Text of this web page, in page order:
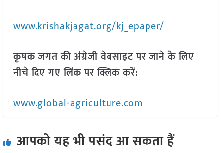
www.krishakjagat.org/kj_epaper/
कृषक जगत की अंग्रेजी वेबसाइट पर जाने के लिए
नीचे दिए गए लिंक पर क्लिक करें:
www.global-agriculture.com
आपको यह भी पसंद आ सकता हैं